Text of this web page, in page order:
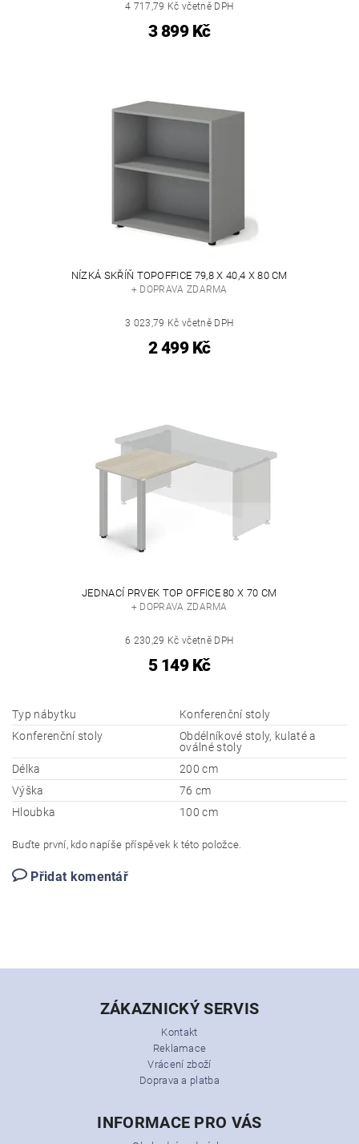
4 717,79 Kč včetně DPH
3 899 Kč
NÍZKÁ SKŘÍŇ TOPOFFICE 79,8 X 40,4 X 80 CM
+ DOPRAVA ZDARMA
3 023,79 Kč včetně DPH
2 499 Kč
JEDNACÍ PRVEK TOP OFFICE 80 X 70 CM
+ DOPRAVA ZDARMA
6 230,29 Kč včetně DPH
5 149 Kč
Typ nábytku
Konferenční stoly
Konferenční stoly
Obdélníkové stoly, kulaté a
oválné stoly
Délka
200 cm
Výška
76 cm
Hloubka
100 cm
Buďte první, kdo napíše příspěvek k této položce.
Přidat komentář
ZÁKAZNICKÝ SERVIS
Kontakt
Reklamace
Vrácení zboží
Doprava a platba
INFORMACE PRO VÁS